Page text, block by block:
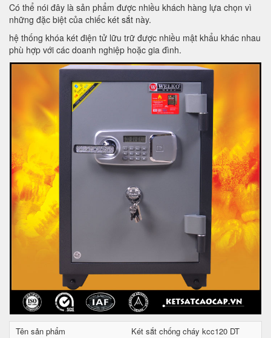
Có thể nói đây là sản phẩm được nhiều khách hàng lựa chọn vì
những đặc biệt của chiếc két sắt này.
hệ thống khóa két điện tử lữu trữ được nhiều mật khẩu khác nhau
phù hợp với các doanh nghiệp hoặc gia đình.
Tên sản phẩm Két sắt chống cháy kcc120 DT